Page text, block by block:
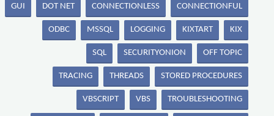
CONNECTIONFUL
CONNECTIONLESS
DOT NET
GUI
KIX
KIXTART
LOGGING
MSSQL
ODBC
OFF TOPIC
SECURITYONION
SQL
STORED PROCEDURES
THREADS
TRACING
TROUBLESHOOTING
VBS
VBSCRIPT